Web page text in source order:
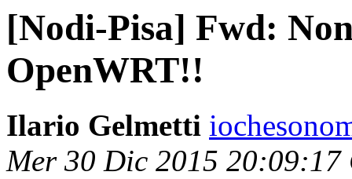
[Nodi-Pisa] Fwd:
OpenWRT!!
Ilario Gelmetti
Mer 30 Dic 2015 20:09:17